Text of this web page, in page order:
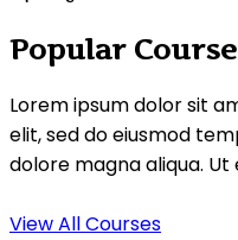
Popular
Lorem ipsum dolor sit
elit, sed do eiusmod
dolore magna aliqua. Ut
View All Courses